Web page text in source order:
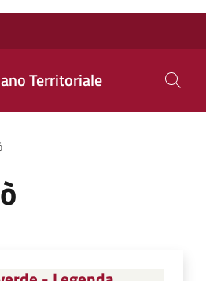
Territoriale